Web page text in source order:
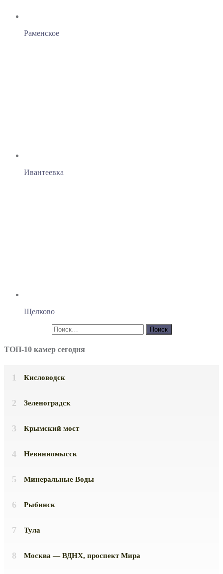
Раменское
Ивантеевка
Щелково
ТОП-10 камер сегодня
Кисловодск
Зеленоградск
Крымский мост
Невинномысск
Минеральные Воды
Рыбинск
Тула
Москва — ВДНХ, проспект Мира